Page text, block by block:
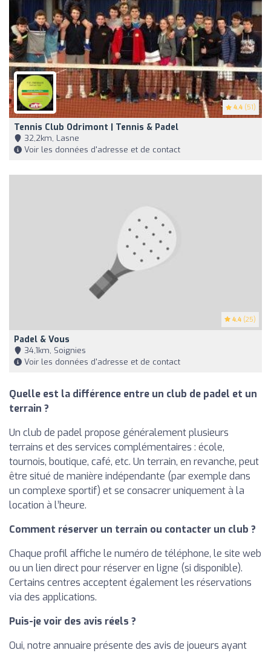
4.4 (51)
Tennis Club Odrimont | Tennis & Padel
32,2km, Lasne
Voir les données d'adresse et de contact
4.4 (25)
Padel & Vous
34,1km, Soignies
Voir les données d'adresse et de contact
Quelle est la différence entre un club de padel et un
terrain ?
Un club de padel propose généralement plusieurs
terrains et des services complémentaires : école,
tournois, boutique, café, etc. Un terrain, en revanche, peut
être situé de manière indépendante (par exemple dans
un complexe sportif) et se consacrer uniquement à la
location à l’heure.
Comment réserver un terrain ou contacter un club ?
Chaque profil affiche le numéro de téléphone, le site web
ou un lien direct pour réserver en ligne (si disponible).
Certains centres acceptent également les réservations
via des applications.
Puis-je voir des avis réels ?
Oui, notre annuaire présente des avis de joueurs ayant